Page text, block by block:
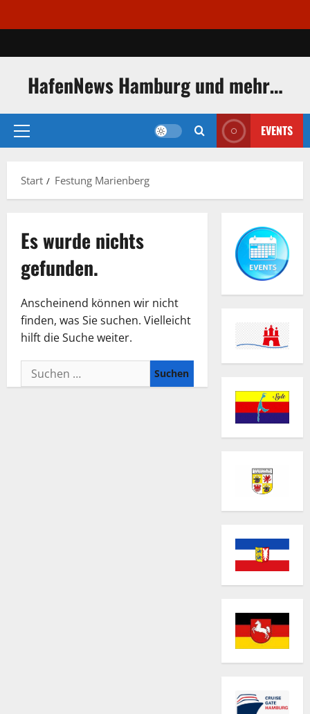
Inhalt
HafenNews Hamburg und mehr…
Primäres
EVENTS
Start Festung Marienberg
Es wurde nichts
gefunden.
Anscheinend können wir nicht
finden, was Sie suchen. Vielleicht
hilft die Suche weiter.
Suchen
nach: